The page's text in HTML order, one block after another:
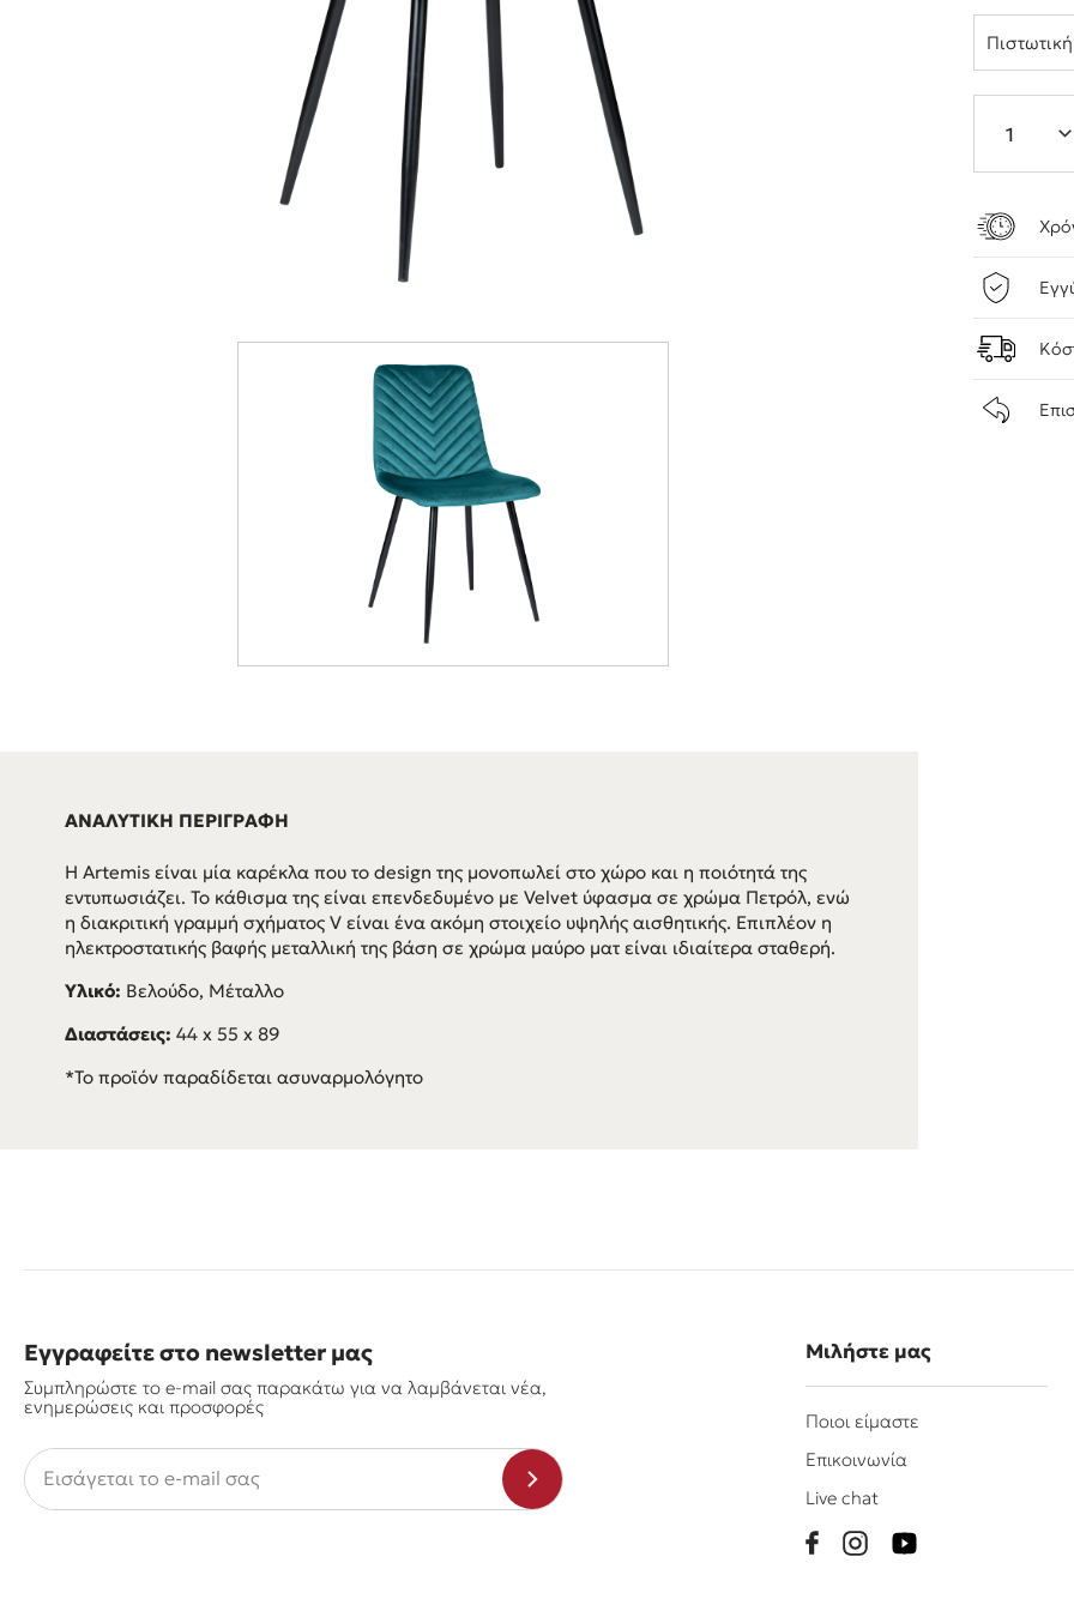
ΑΝΑΛΥΤΙΚΗ ΠΕΡΙΓΡΑΦΗ
Η Artemis είναι μία καρέκλα που το design της μονοπωλεί στο χώρο και η ποιότητά της
εντυπωσιάζει. Το κάθισμα της είναι επενδεδυμένο με Velvet ύφασμα σε χρώμα Πετρόλ, ενώ
η διακριτική γραμμή σχήματος V είναι ένα ακόμη στοιχείο υψηλής αισθητικής. Επιπλέον η
ηλεκτροστατικής βαφής μεταλλική της βάση σε χρώμα μαύρο ματ είναι ιδιαίτερα σταθερή.
Υλικό: Βελούδο, Μέταλλο
Διαστάσεις: 44 x 55 x 89
*Το προϊόν παραδίδεται ασυναρμολόγητο
Εγγραφείτε στο newsletter μας
Συμπληρώστε το e-mail σας παρακάτω για να λαμβάνεται νέα,
ενημερώσεις και προσφορές
Μιλήστε μας
Ποιοι είμαστε
Επικοινωνία
Live chat